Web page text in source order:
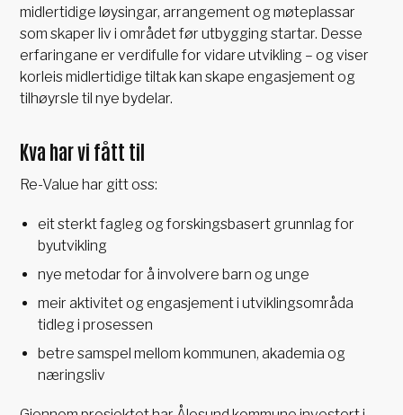
midlertidige løysingar, arrangement og møteplassar
som skaper liv i området før utbygging startar. Desse
erfaringane er verdifulle for vidare utvikling – og viser
korleis midlertidige tiltak kan skape engasjement og
tilhøyrsle til nye bydelar.
Kva har vi fått til
Re-Value har gitt oss:
eit sterkt fagleg og forskingsbasert grunnlag for
byutvikling
nye metodar for å involvere barn og unge
meir aktivitet og engasjement i utviklingsområda
tidleg i prosessen
betre samspel mellom kommunen, akademia og
næringsliv